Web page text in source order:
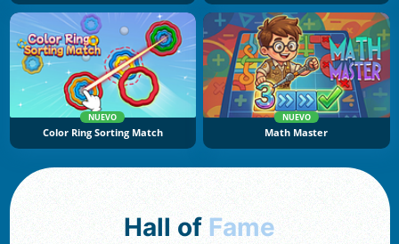
NUEVO
Color Ring Sorting Match
NUEVO
Math Master
Hall of Fame